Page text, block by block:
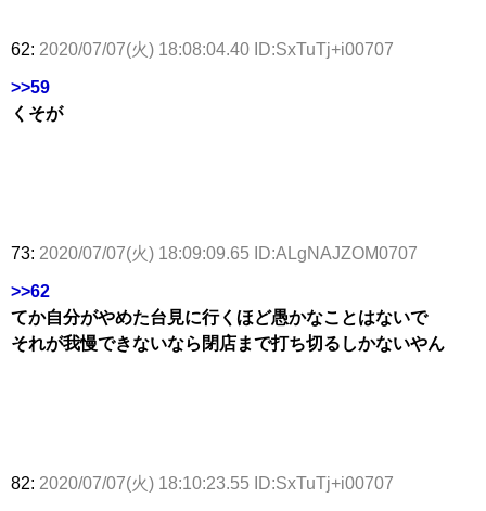
62: 2020/07/07(火) 18:08:04.40 ID:SxTuTj+i00707
>>59
くそが
73: 2020/07/07(火) 18:09:09.65 ID:ALgNAJZOM0707
>>62
てか自分がやめた台見に行くほど愚かなことはないで
それが我慢できないなら閉店まで打ち切るしかないやん
82: 2020/07/07(火) 18:10:23.55 ID:SxTuTj+i00707